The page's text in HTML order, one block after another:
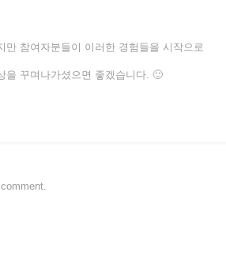
만 참여자분들이 이러한 경험들을 시작으로
을 꾸며나가셨으면 좋겠습니다. 🙂